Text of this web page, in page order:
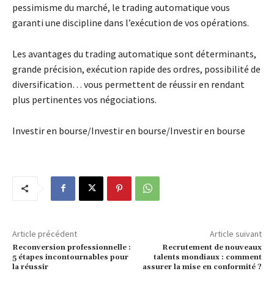
pessimisme du marché, le trading automatique vous
garanti une discipline dans l’exécution de vos opérations.
Les avantages du trading automatique sont déterminants,
grande précision, exécution rapide des ordres, possibilité de
diversification… vous permettent de réussir en rendant
plus pertinentes vos négociations.
Investir en bourse/Investir en bourse/Investir en bourse
Article précédent
Reconversion professionnelle :
5 étapes incontournables pour
la réussir
Article suivant
Recrutement de nouveaux
talents mondiaux : comment
assurer la mise en conformité ?